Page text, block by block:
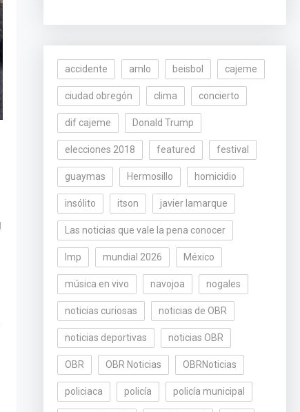
accidente amlo beisbol cajeme
ciudad obregón clima concierto
dif cajeme Donald Trump
elecciones 2018 featured festival
guaymas Hermosillo homicidio
insólito itson javier lamarque
Las noticias que vale la pena conocer
lmp mundial 2026 México
música en vivo navojoa nogales
noticias curiosas noticias de OBR
noticias deportivas noticias OBR
OBR OBR Noticias OBRNoticias
policiaca policía policía municipal